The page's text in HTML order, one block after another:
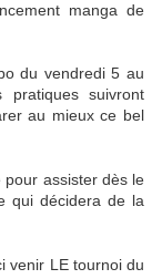
manga de
du vendredi 5 au
pratiques suivront
au mieux ce bel
pour assister dès le
qui décidera de la
venir LE tournoi du